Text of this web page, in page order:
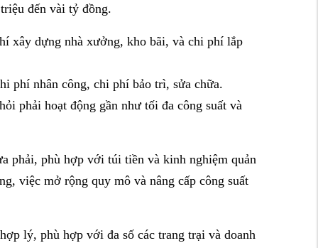
đến vài tỷ đồng.
xây dựng nhà xưởng, kho bãi, và chi phí lắp
phí nhân công, chi phí bảo trì, sửa chữa.
phải hoạt động gần như tối đa công suất và
phải, phù hợp với túi tiền và kinh nghiệm quản
việc mở rộng quy mô và nâng cấp công suất
lý, phù hợp với đa số các trang trại và doanh